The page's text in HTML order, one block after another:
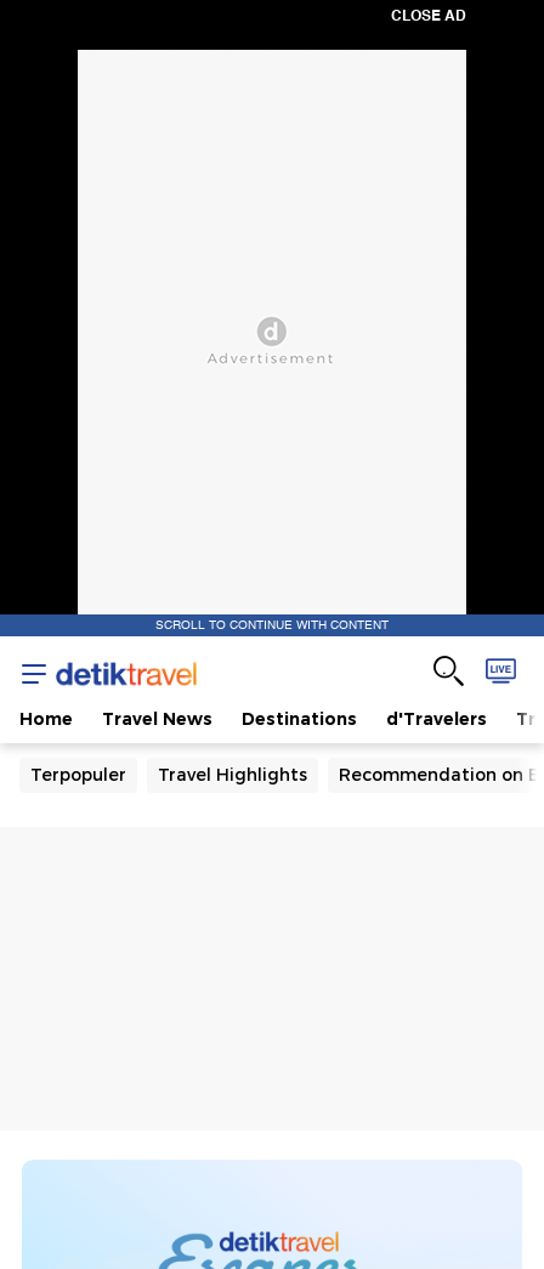
CLOSE AD
SCROLL TO CONTINUE WITH CONTENT
Home Travel News Destinations d'Travelers
Terpopuler Travel Highlights Recommendation on